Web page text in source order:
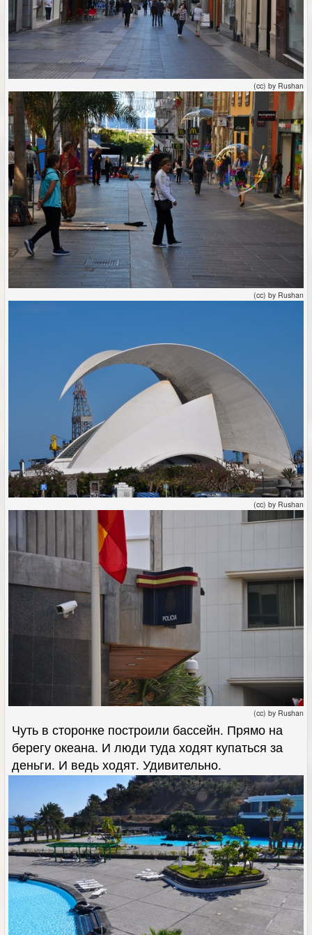
(cc) by Rushan
(cc) by Rushan
(cc) by Rushan
(cc) by Rushan
Чуть в сторонке построили бассейн. Прямо на
берегу океана. И люди туда ходят купаться за
деньги. И ведь ходят. Удивительно.